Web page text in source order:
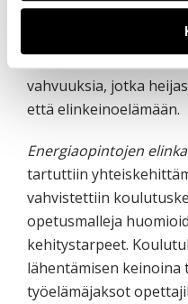
tulevaan yhteistyöhön.
tiivistämällä sekä
vahvuuksia, jotka
että elinkeinoelämään.
Energiaopintojen
tartuttiin
vahvistettiin
opetusmalleja
kehitystarpeet.
lähentämisen keinoina
työelämäjaksot